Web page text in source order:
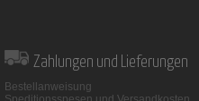
Zahlungen und Lieferungen
Bestellanweisung